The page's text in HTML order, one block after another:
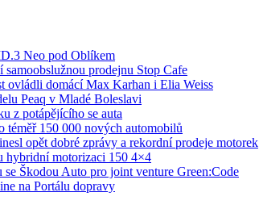
Neo pod Oblíkem
prodejnu Stop Cafe
ovládli domácí Max Karhan i Elia Weiss
Peaq v Mladé Boleslavi
z potápějícího se auta
téměř 150 000 nových automobilů
opět dobré zprávy a rekordní prodeje motorek
hybridní motorizaci 150 4×4
se Škodou Auto pro joint venture Green:Code
na Portálu dopravy